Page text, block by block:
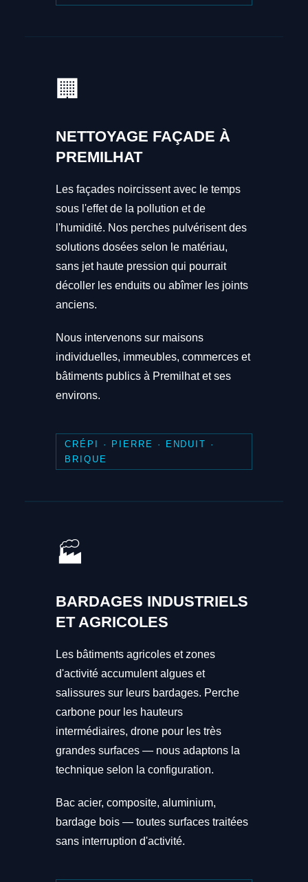
🏢
NETTOYAGE FAÇADE À
PREMILHAT
Les façades noircissent avec le temps
sous l'effet de la pollution et de
l'humidité. Nos perches pulvérisent des
solutions dosées selon le matériau,
sans jet haute pression qui pourrait
décoller les enduits ou abîmer les joints
anciens.
Nous intervenons sur maisons
individuelles, immeubles, commerces et
bâtiments publics à Premilhat et ses
environs.
CRÉPI · PIERRE · ENDUIT ·
BRIQUE
🏭
BARDAGES INDUSTRIELS
ET AGRICOLES
Les bâtiments agricoles et zones
d'activité accumulent algues et
salissures sur leurs bardages. Perche
carbone pour les hauteurs
intermédiaires, drone pour les très
grandes surfaces — nous adaptons la
technique selon la configuration.
Bac acier, composite, aluminium,
bardage bois — toutes surfaces traitées
sans interruption d'activité.